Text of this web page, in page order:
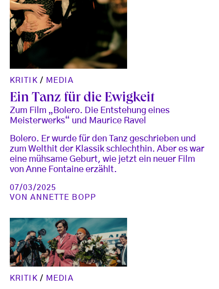
KRITIK / MEDIA
Ein Tanz für die Ewigkeit
Zum Film „Bolero. Die Entstehung eines
Meisterwerks“ und Maurice Ravel
Bolero. Er wurde für den Tanz geschrieben und
zum Welthit der Klassik schlechthin. Aber es war
eine mühsame Geburt, wie jetzt ein neuer Film
von Anne Fontaine erzählt.
07/03/2025
VONANNETTE BOPP
KRITIK / MEDIA